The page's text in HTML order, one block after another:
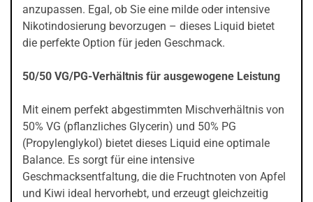
anzupassen. Egal, ob Sie eine milde oder intensive
Nikotindosierung bevorzugen – dieses Liquid bietet
die perfekte Option für jeden Geschmack.
50/50 VG/PG-Verhältnis für ausgewogene Leistung
Mit einem perfekt abgestimmten Mischverhältnis von
50% VG (pflanzliches Glycerin) und 50% PG
(Propylenglykol) bietet dieses Liquid eine optimale
Balance. Es sorgt für eine intensive
Geschmacksentfaltung, die die Fruchtnoten von Apfel
und Kiwi ideal hervorhebt, und erzeugt gleichzeitig